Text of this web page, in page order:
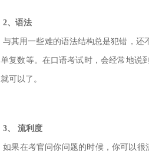
2、语法
与其用一些难的语法结构总是犯错，还
单复数等。在口语考试时，会经常地说
就可以了。
3、 流利度
如果在考官问你问题的时候，你可以